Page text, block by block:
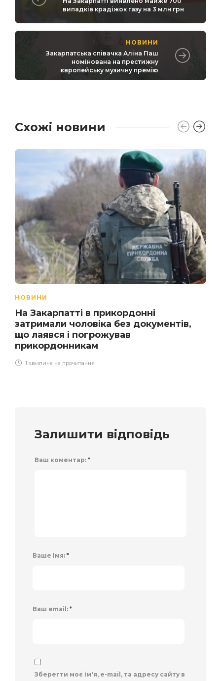
випадків крадіжок газу на 3 млн грн
НОВИНИ
Закарпатська співачка Аліна Паш
номінована на престижну
європейську музичну премію
Схожі новини
НОВИНИ
На Закарпатті в прикордонні
затримали чоловіка без документів,
що лаявся і погрожував
прикордонникам
1 хвилина на прочитання
Залишити відповідь
Ваш коментар: *
Ваше Імя: *
Ваш email: *
Зберегти моє ім'я, e-mail, та адресу сайту в